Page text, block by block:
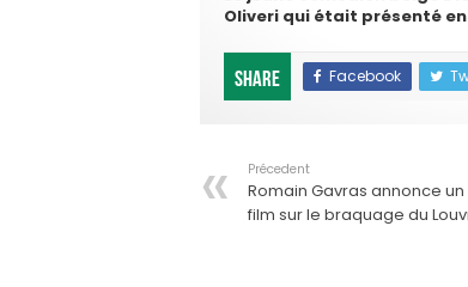
Oliveri qui était présenté
Share Facebook
Précedent
Romain Gavras annonce un
film sur le braquage du